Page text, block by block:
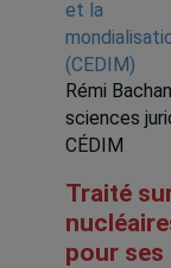
Rémi
sciences
CÉDIM
Traité
pour ses